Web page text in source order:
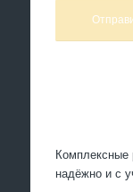
надёжно и с